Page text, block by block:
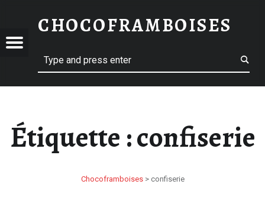
CHOCOFRAMBOISES
Menu
Étiquette :confiserie
Chocoframboises> confiserie